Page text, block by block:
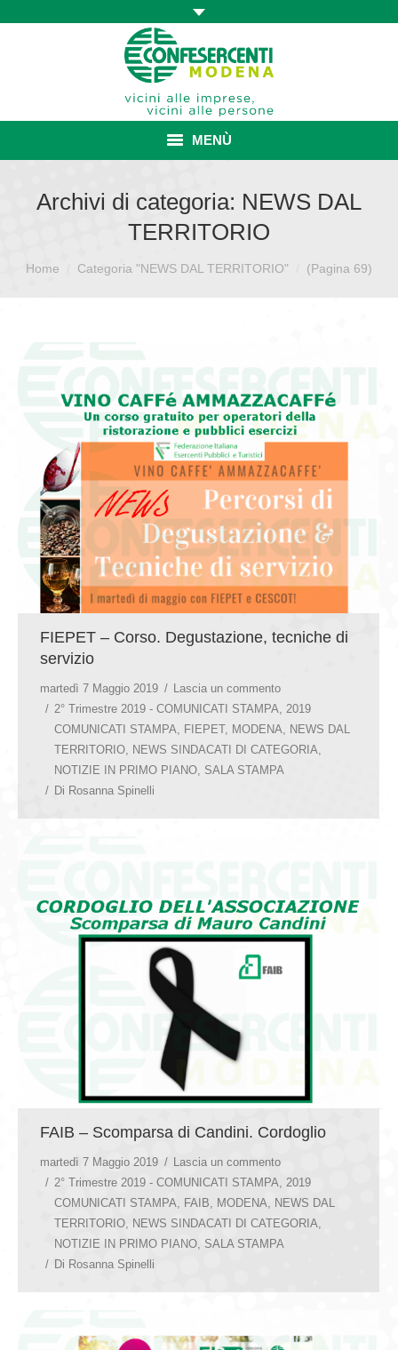
MENÙ
ASSOCIAZIONE
ISCRIZIONE E VANTAGGI
GIOVEDÌ GASTRONOMICI
COMUNICATI E NEWS
CONTATTI
Archivi di categoria: NEWS DAL
TERRITORIO
Sei qui:
Home Categoria "NEWS DAL TERRITORIO" (Pagina 69)
FIEPET – Corso. Degustazione, tecniche di
servizio
martedì 7 Maggio 2019
Lascia un commento
2° Trimestre 2019 - COMUNICATI STAMPA, 2019
COMUNICATI STAMPA, FIEPET, MODENA, NEWS DAL
TERRITORIO, NEWS SINDACATI DI CATEGORIA,
NOTIZIE IN PRIMO PIANO, SALA STAMPA
Di Rosanna Spinelli
FAIB – Scomparsa di Candini. Cordoglio
martedì 7 Maggio 2019
Lascia un commento
2° Trimestre 2019 - COMUNICATI STAMPA
2019
COMUNICATI STAMPA
FAIB MODENA
NEWS DAL
TERRITORIO
NEWS SINDACATI DI CATEGORIA
NOTIZIE IN PRIMO PIANO SALA STAMPA
Di Rosanna Spinelli